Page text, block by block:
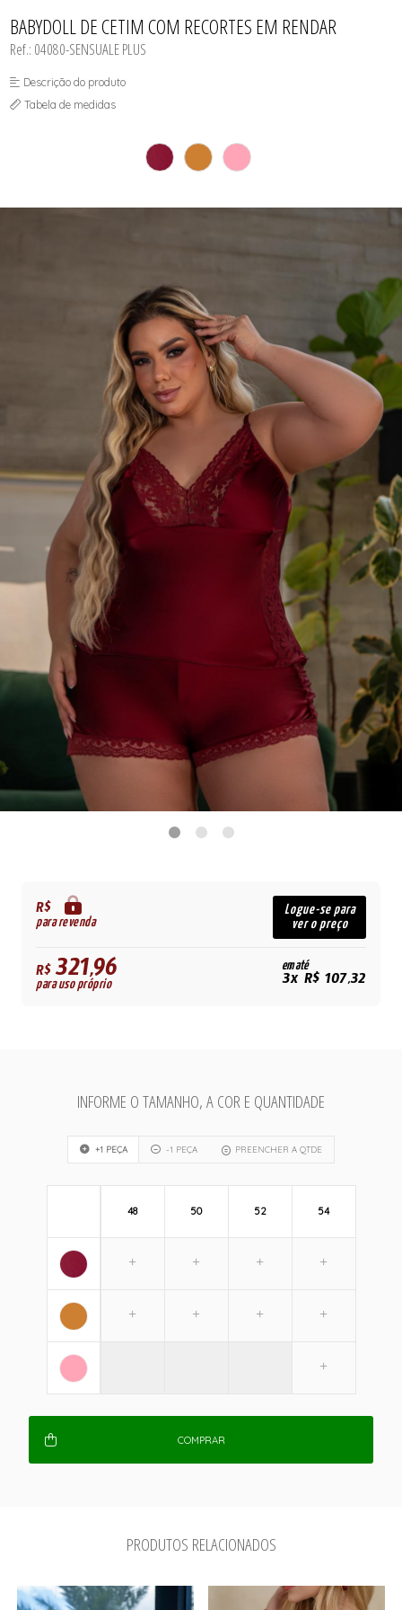
POLICIAIS
PRETAS
VERMELHAS
MEIAS
CONJUNTOS
CORPETES, ESPARTILHOS E
CORSELETS
FANTASIAS
BABYDOLL DE CETIM COM RECORTES EM RENDAR
Ref.: 04080-SENSUALE PLUS
Descrição do produto
Tabela de medidas
R$
para revenda
Logue-se para
ver o preço
R$321,96
para uso próprio
em até
3x R$ 107,32
INFORME O TAMANHO, A COR E QUANTIDADE
+1 PEÇA -1 PEÇA PREENCHER A QTDE
48 50 52 54
COMPRAR
PRODUTOS RELACIONADOS